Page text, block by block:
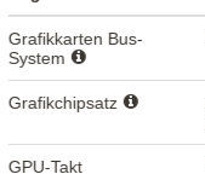
Grafikkarten Bus-
System
Grafikchipsatz
GPU-Takt